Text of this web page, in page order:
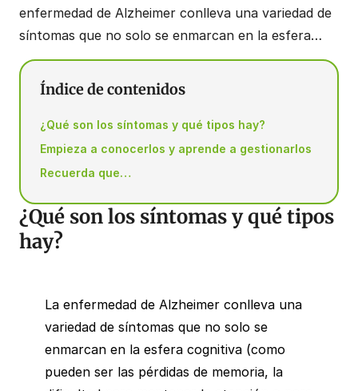
enfermedad de Alzheimer conlleva una variedad de
síntomas que no solo se enmarcan en la esfera…
Índice de contenidos
¿Qué son los síntomas y qué tipos hay?
Empieza a conocerlos y aprende a gestionarlos
Recuerda que…
¿Qué son los síntomas y qué tipos
hay?
La enfermedad de Alzheimer conlleva una
variedad de síntomas que no solo se
enmarcan en la esfera cognitiva (como
pueden ser las pérdidas de memoria, la